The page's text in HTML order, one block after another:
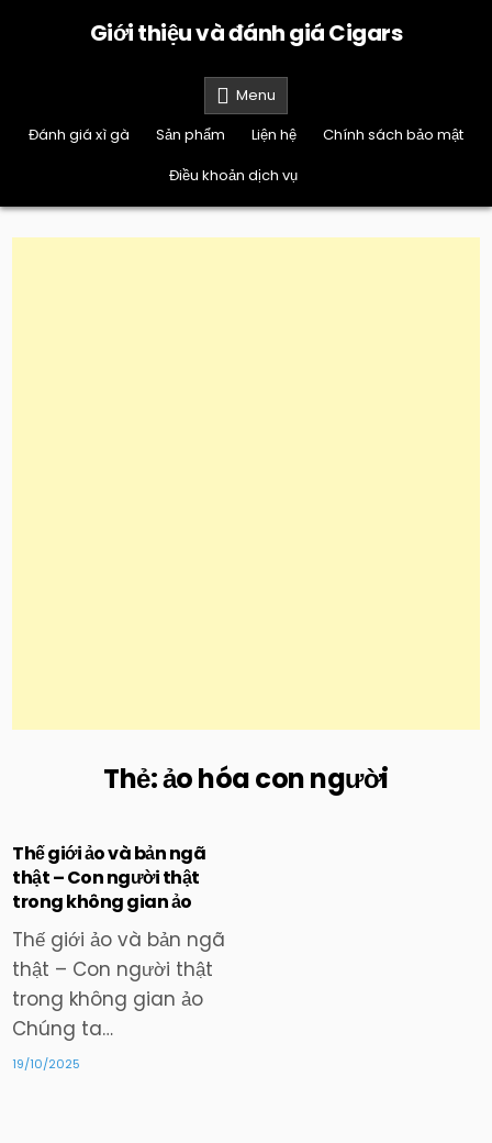
Giới thiệu và đánh giá Cigars
Menu
Đánh giá xì gà
Sản phẩm Liện hệ
Chính sách bảo mật
Điều khoản dịch vụ
Thẻ:ảo hóa con người
Posted
Thế giới ảo và bản ngã
thật – Con người thật
trong không gian ảo
Thế giới ảo và bản ngã
thật – Con người thật
trong không gian ảo
Chúng ta…
19/10/2025